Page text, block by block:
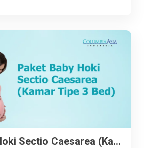
yang aman, nyaman, dan
kepada setiap ibu dan bayi yang
Paket Baby Hoki Sectio Caesarea (Kamar Tipe 3 Bed)